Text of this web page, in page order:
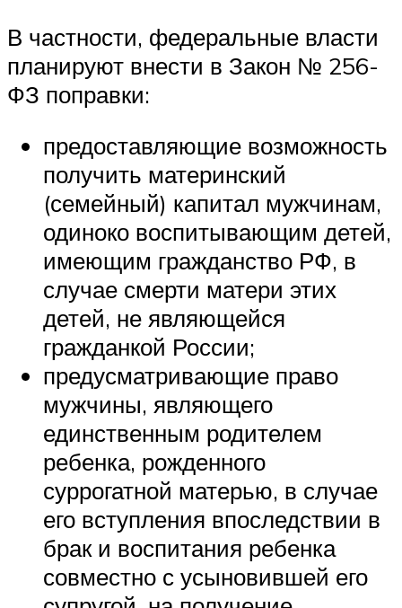
В частности, федеральные власти
планируют внести в Закон № 256-
ФЗ поправки:
предоставляющие возможность
получить материнский
(семейный) капитал мужчинам,
одиноко воспитывающим детей,
имеющим гражданство РФ, в
случае смерти матери этих
детей, не являющейся
гражданкой России;
предусматривающие право
мужчины, являющего
единственным родителем
ребенка, рожденного
суррогатной матерью, в случае
его вступления впоследствии в
брак и воспитания ребенка
совместно с усыновившей его